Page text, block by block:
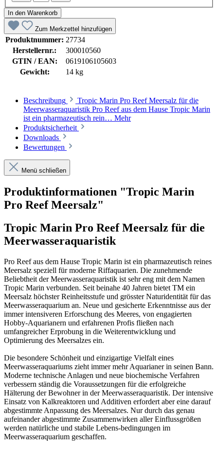
In den Warenkorb
Zum Merkzettel hinzufügen
Produktnummer: 27734
Herstellernr.:
300010560
GTIN / EAN:
0619106105603
Gewicht:
14 kg
Beschreibung
Tropic Marin Pro Reef Meersalz für die
Meerwasseraquaristik Pro Reef aus dem Hause Tropic Marin
ist ein pharmazeutisch rein… Mehr
Produktsicherheit
Downloads
Bewertungen
Menü schließen
Produktinformationen "Tropic Marin
Pro Reef Meersalz"
Tropic Marin Pro Reef Meersalz für die
Meerwasseraquaristik
Pro Reef aus dem Hause Tropic Marin ist ein pharmazeutisch reines
Meersalz speziell für moderne Riffaquarien. Die zunehmende
Beliebtheit der Meerwasseraquaristik ist sehr eng mit dem Namen
Tropic Marin verbunden. Seit beinahe 40 Jahren bietet TM ein
Meersalz höchster Reinheitsstufe und grösster Naturidentität für das
Meerwasseraquarium an. Neue und gesicherte Erkenntnisse aus der
immer intensiveren Erforschung des Meeres, von engagierten
Hobby-Aquarianern und erfahrenen Profis fließen nach
umfangreicher Erprobung in die Weiterentwicklung und
Optimierung des Meersalzes ein.
Die besondere Schönheit und einzigartige Vielfalt eines
Meerwasseraquariums zieht immer mehr Aquarianer in seinen Bann.
Moderne technische Anlagen und neue biochemische Verfahren
verbessern ständig die Voraussetzungen für die erfolgreiche
Hälterung der Bewohner in der Meerwasseraquaristik. Der intensive
Einsatz von Kalkreaktoren und Additiven erfordert aber eine darauf
abgestimmte Anpassung des Meersalzes. Nur durch das genau
aufeinander abgestimmte Zusammenwirken aller Einflussgrößen
werden natürliche und stabile Lebens-bedingungen im
Meerwasseraquarium geschaffen.